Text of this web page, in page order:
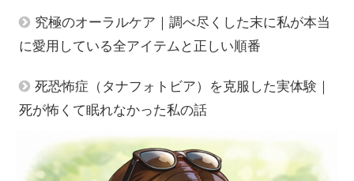
究極のオーラルケア｜調べ尽くした末に私が本当
に愛用している全アイテムと正しい順番
死恐怖症（タナフォトビア）を克服した実体験｜
死が怖くて眠れなかった私の話